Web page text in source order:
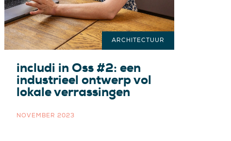
includi in Oss #2: een
industrieel ontwerp vol
lokale verrassingen
NOVEMBER 2023
ARCHITECTUUR